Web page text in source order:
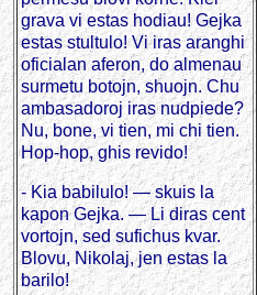
grava vi estas hodiau! Gejka
estas stultulo! Vi iras aranghi
oficialan aferon, do almenau
surmetu botojn, shuojn. Chu
ambasadoroj iras nudpiede?
Nu, bone, vi tien, mi chi tien.
Hop-hop, ghis revido!
- Kia babilulo! — skuis la
kapon Gejka. — Li diras cent
vortojn, sed sufichus kvar.
Blovu, Nikolaj, jen estas la
barilo!